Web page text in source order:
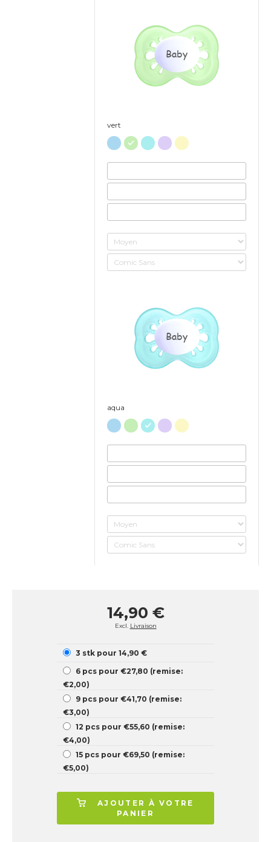
Baby
vert
Baby
aqua
14,90 €
Excl. Livraison
3 stk pour 14,90 €
6 pcs pour €27,80 (remise:
€2,00)
9 pcs pour €41,70 (remise:
€3,00)
12 pcs pour €55,60 (remise:
€4,00)
15 pcs pour €69,50 (remise:
€5,00)
AJOUTER À VOTRE
PANIER